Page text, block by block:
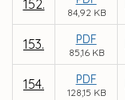
152.
84,92 KB
153. PDF
85,16 KB
154. PDF
128,15 KB